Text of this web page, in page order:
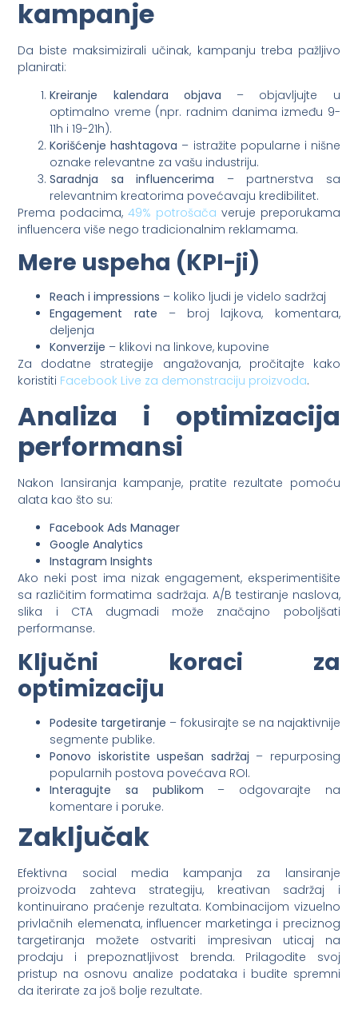
kampanje
Da biste maksimizirali učinak, kampanju treba pažljivo
planirati:
Kreiranje kalendara objava – objavljujte u
optimalno vreme (npr. radnim danima između 9-
11h i 19-21h).
Korišćenje hashtagova – istražite popularne i nišne
oznake relevantne za vašu industriju.
Saradnja sa influencerima – partnerstva sa
relevantnim kreatorima povećavaju kredibilitet.
Prema podacima,49% potrošača veruje preporukama
influencera više nego tradicionalnim reklamama.
Mere uspeha (KPI-ji)
Reach i impressions – koliko ljudi je videlo sadržaj
Engagement rate – broj lajkova, komentara,
deljenja
Konverzije – klikovi na linkove, kupovine
Za dodatne strategije angažovanja, pročitajte kako
koristiti Facebook Live za demonstraciju proizvoda.
Analiza i optimizacija
performansi
Nakon lansiranja kampanje, pratite rezultate pomoću
alata kao što su:
Facebook Ads Manager
Google Analytics
Instagram Insights
Ako neki post ima nizak engagement, eksperimentišite
sa različitim formatima sadržaja. A/B testiranje naslova,
slika i CTA dugmadi može značajno poboljšati
performanse.
Ključni koraci za
optimizaciju
Podesite targetiranje – fokusirajte se na najaktivnije
segmente publike.
Ponovo iskoristite uspešan sadržaj – repurposing
popularnih postova povećava ROI.
Interagujte sa publikom – odgovarajte na
komentare i poruke.
Zaključak
Efektivna social media kampanja za lansiranje
proizvoda zahteva strategiju, kreativan sadržaj i
kontinuirano praćenje rezultata. Kombinacijom vizuelno
privlačnih elemenata, influencer marketinga i preciznog
targetiranja možete ostvariti impresivan uticaj na
prodaju i prepoznatljivost brenda. Prilagodite svoj
pristup na osnovu analize podataka i budite spremni
da iterirate za još bolje rezultate.